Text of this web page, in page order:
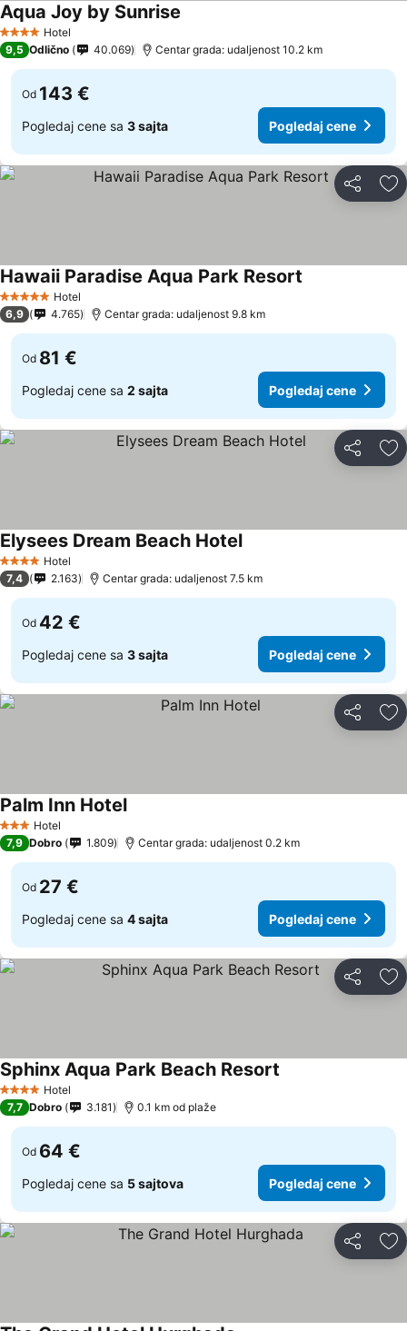
4 ZvezdiceHotel
Aqua Joy by Sunrise
9,5 Odlično 40.069 Centar grada: udaljenost 10.2 km
Od 143 €
Pogledaj cene sa 3 sajta Pogledaj cene
Deli
5 ZvezdiceHotel
Hawaii Paradise Aqua Park Resort
6,9 4.765 Centar grada: udaljenost 9.8 km
Od 81 €
Pogledaj cene sa 2 sajta Pogledaj cene
Deli
4 ZvezdiceHotel
Elysees Dream Beach Hotel
7,4 2.163 Centar grada: udaljenost 7.5 km
Od 42 €
Pogledaj cene sa 3 sajta Pogledaj cene
Deli
3 Zvezdice
Hotel
Palm Inn Hotel
7,9 Dobro 1.809 Centar grada: udaljenost 0.2 km
Od 27 €
Pogledaj cene sa 4 sajta Pogledaj cene
Deli
4 ZvezdiceHotel
Sphinx Aqua Park Beach Resort
7,7 Dobro 3.181 0.1 km od plaže
Od 64 €
Pogledaj cene sa 5 sajtova Pogledaj cene
Deli